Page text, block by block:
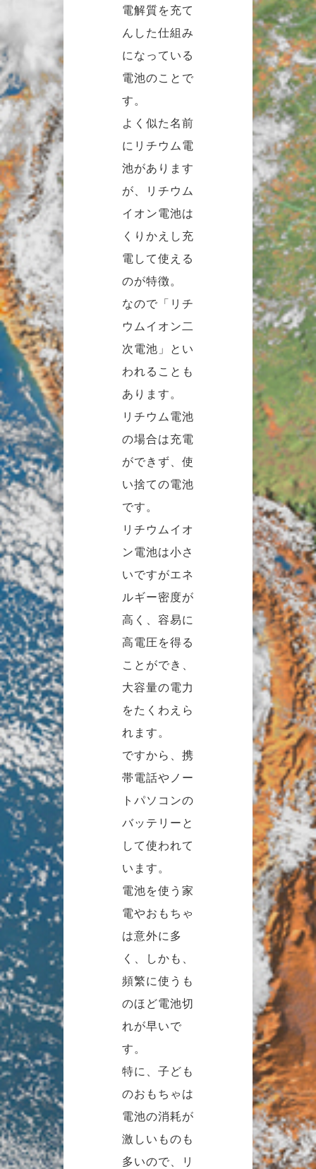
電解質を充て
んした仕組み
になっている
電池のことで
す。
よく似た名前
にリチウム電
池があります
が、リチウム
イオン電池は
くりかえし充
電して使える
のが特徴。
なので「リチ
ウムイオン二
次電池」とい
われることも
あります。
リチウム電池
の場合は充電
ができず、使
い捨ての電池
です。
リチウムイオ
ン電池は小さ
いですがエネ
ルギー密度が
高く、容易に
高電圧を得る
ことができ、
大容量の電力
をたくわえら
れます。
ですから、携
帯電話やノー
トパソコンの
バッテリーと
して使われて
います。
電池を使う家
電やおもちゃ
は意外に多
く、しかも、
頻繁に使うも
のほど電池切
れが早いで
す。
特に、子ども
のおもちゃは
電池の消耗が
激しいものも
多いので、リ